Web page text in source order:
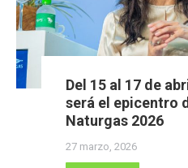
Del 15 al 17 de
será el epicentro
Naturgas 2026
27 marzo, 2026